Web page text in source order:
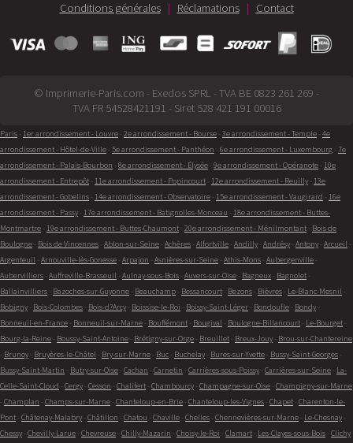
Conditions générales | Réclamations | Contact
© Imprimerie-Paris.com - Exedos SPRL - TVA BE 0823 261 269 -
TVA FR 54528421191 - Siret 528 421 191 00016
Paris - 1er arrondissement - Louvre - 2e arrondissement - Bourse - 3e arrondissement - Temple - 4e
arrondissement - Hôtel-de-Ville - 5e arrondissement - Panthéon - 6e arrondissement - Luxembourg - 7e
arrondissement - Palais-Bourbon - 8e arrondissement - Élysée - 9e arrondissement - Opéranote - 10e
arrondissement - Entrepôt - 11e arrondissement - Popincourt - 12e arrondissement - Reuilly - 13e
arrondissement - Gobelins - 14e arrondissement - Observatoire - 15e arrondissement - Vaugirard - 16e
arrondissement - Passy - 17e arrondissement - Batignolles-Monceau - 18e arrondissement - Buttes-
Montmartre - 19e arrondissement - Buttes-Chaumont - 20e arrondissement - Ménilmontant - Bois de
Boulogne - Bois de Vincennes - Ablon-sur-Seine - Achères - Alfortville - Andilly - Andrésy - Antony - Arcueil -
Argenteuil - Arnouville-lès-Gonesse - Arpajon - Asnières-sur-Seine - Athis-Mons - Aubergenville -
Aubervilliers - Auffreville-Brasseuil - Aulnay-sous-Bois - Auvers-sur-Oise - Bagneux - Bagnolet -
Ballainvilliers - Bazoches-sur-Guyonne - Beauchamp - Bessancourt - Bezons - Bièvres - Le-Blanc-Mesnil -
Bobigny - Bois-Colombes - Bois-d?Arcy - Boissise-le-Roi - Boissy-Saint-Léger - Bondoufle - Bondy -
Bonneuil-en-France - Bonneuil-sur-Marne - Bouffémont - Bougival - Boulogne-Billancourt - Le-Bourget -
Bourg-la-Reine - Boussy-Saint-Antoine - Brétigny-sur-Orge - Breuillet - Breux-Jouy - Brou-sur-Chantereine
- Brunoy - Bruyères-le-Châtel - Bry-sur-Marne - Buc - Buchelay - Bures-sur-Yvette - Bussy-Saint-Georges -
Bussy-Saint-Martin - Butry-sur-Oise - Cachan - Carnetin - Carrières-sous-Poissy - Carrières-sur-Seine - La-
Celle-Saint-Cloud - Cergy - Cesson - Chalifert - Chambourcy - Champagne-sur-Oise - Champigny-sur-Marne
- Champlan - Champs-sur-Marne - Chanteloup-en-Brie - Chanteloup-les-Vignes - Chapet - Charenton-le-
Pont - Châtenay-Malabry - Châtillon - Chatou - Chaville - Chelles - Chennevières-sur-Marne - Le-Chesnay -
Chessy - Chevilly-Larue - Chevreuse - Chilly-Mazarin - Choisy-le-Roi - Clamart - Les-Clayes-sous-Bois - Clichy